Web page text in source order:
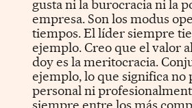
gusta ni la burocracia ni la
empresa. Son los modus
tiempos. El líder siempre
ejemplo. Creo que el valor
doy es la meritocracia.
ejemplo, lo que significa no
personal ni